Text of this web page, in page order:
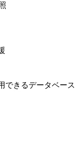
できるデータベース